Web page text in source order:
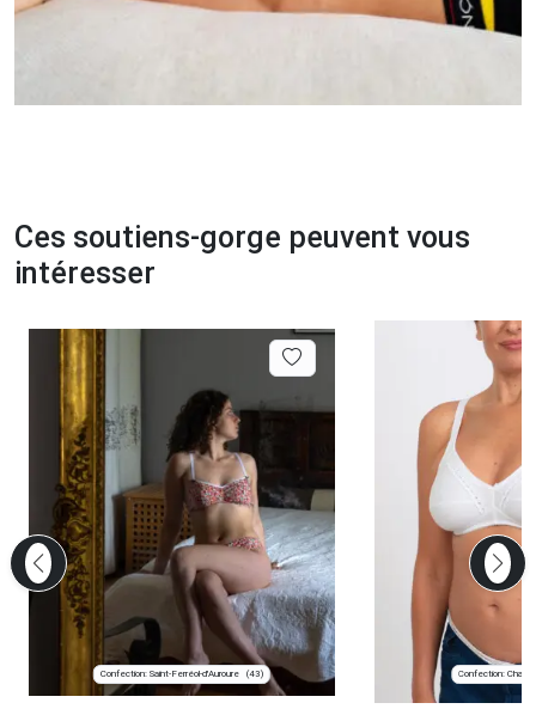
Ces soutiens-gorge peuvent vous
intéresser
Confection: Saint-Ferréol-d'Auroure (43) Confection: